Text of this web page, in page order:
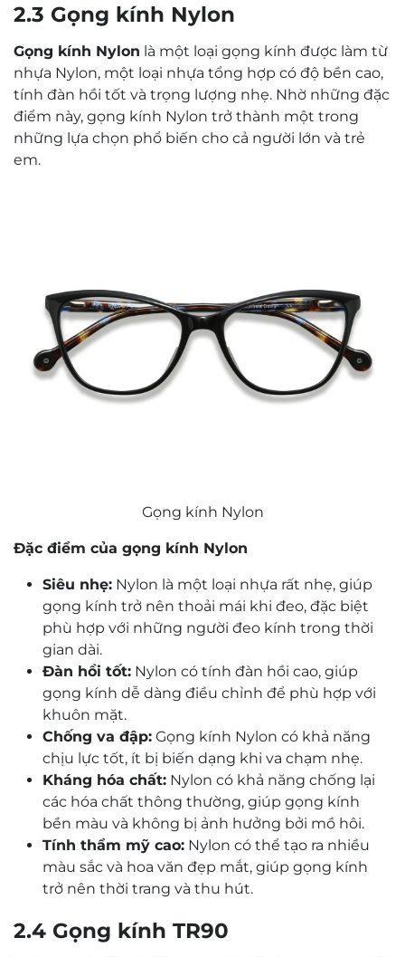
2.3 Gọng kính Nylon
Gọng kính Nylon là một loại gọng kính được làm từ
nhựa Nylon, một loại nhựa tổng hợp có độ bền cao,
tính đàn hồi tốt và trọng lượng nhẹ. Nhờ những đặc
điểm này, gọng kính Nylon trở thành một trong
những lựa chọn phổ biến cho cả người lớn và trẻ
em.
Gọng kính Nylon
Đặc điểm của gọng kính Nylon
Siêu nhẹ: Nylon là một loại nhựa rất nhẹ, giúp
gọng kính trở nên thoải mái khi đeo, đặc biệt
phù hợp với những người đeo kính trong thời
gian dài.
Đàn hồi tốt: Nylon có tính đàn hồi cao, giúp
gọng kính dễ dàng điều chỉnh để phù hợp với
khuôn mặt.
Chống va đập: Gọng kính Nylon có khả năng
chịu lực tốt, ít bị biến dạng khi va chạm nhẹ.
Kháng hóa chất: Nylon có khả năng chống lại
các hóa chất thông thường, giúp gọng kính
bền màu và không bị ảnh hưởng bởi mồ hôi.
Tính thẩm mỹ cao: Nylon có thể tạo ra nhiều
màu sắc và hoa văn đẹp mắt, giúp gọng kính
trở nên thời trang và thu hút.
2.4 Gọng kính TR90